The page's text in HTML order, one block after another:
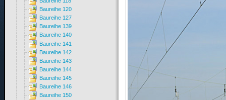
Baureihe 120
Baureihe 127
Baureihe 139
Baureihe 140
Baureihe 141
Baureihe 142
Baureihe 143
Baureihe 144
Baureihe 145
Baureihe 146
Baureihe 150